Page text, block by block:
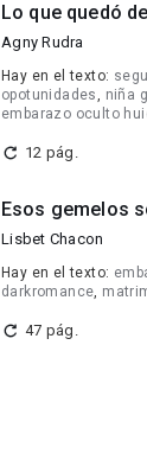
Lo que quedó
Agny Rudra
Hay en el texto:
opotunidades, niña
embarazo oculto
12 pág.
Esos gemelos
Lisbet Chacon
Hay en el texto:
darkromance,
47 pág.